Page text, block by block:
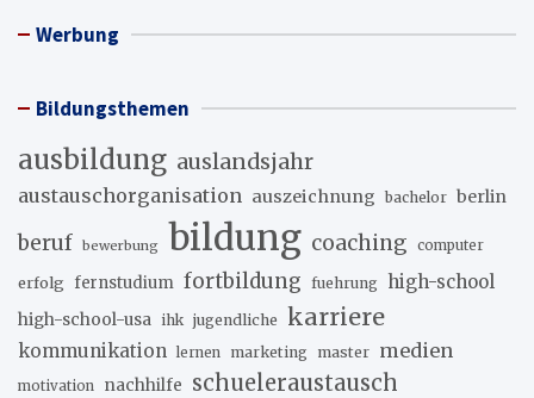
Werbung
Bildungsthemen
ausbildung auslandsjahr
austauschorganisation auszeichnung bachelor berlin
beruf bewerbung bildung coaching computer
erfolg fernstudium fortbildung fuehrung high-school
high-school-usa ihk jugendliche karriere
kommunikation lernen marketing master medien
motivation nachhilfe schueleraustausch